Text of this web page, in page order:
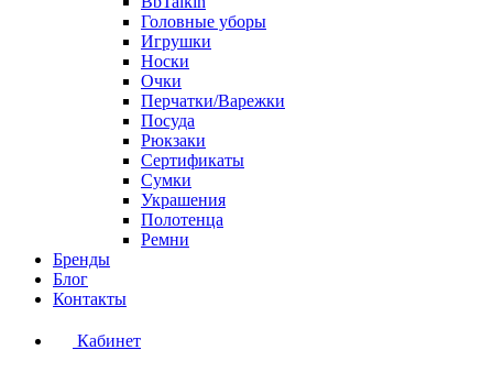
Головные уборы
Игрушки
Носки
Очки
Перчатки/Варежки
Посуда
Рюкзаки
Сертификаты
Сумки
Украшения
Полотенца
Ремни
Бренды
Блог
Контакты
Кабинет